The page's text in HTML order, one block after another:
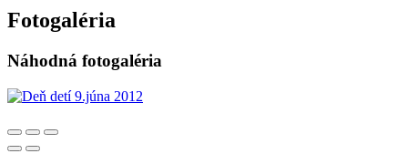
Fotogaléria
Náhodná fotogaléria